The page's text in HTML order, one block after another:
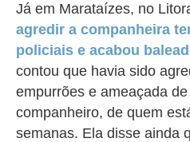
Já em Marataízes, no
agredir a companheira
policiais e acabou
contou que havia sido
empurrões e ameaçada
companheiro, de quem
semanas. Ela disse ainda